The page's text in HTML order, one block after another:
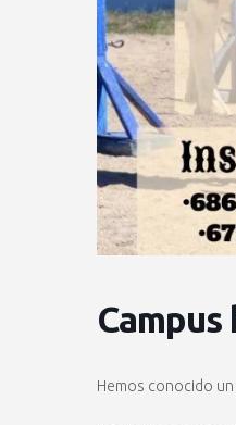
Hemos conocido un